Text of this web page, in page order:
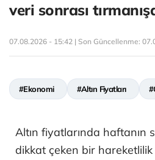
veri sonrası
07.08.2026 - 15:42 | Son Güncellenme:
#Ekonomi #Altın Fiyatları
Altın fiyatlarında haftanın
dikkat çeken bir hareketlilik